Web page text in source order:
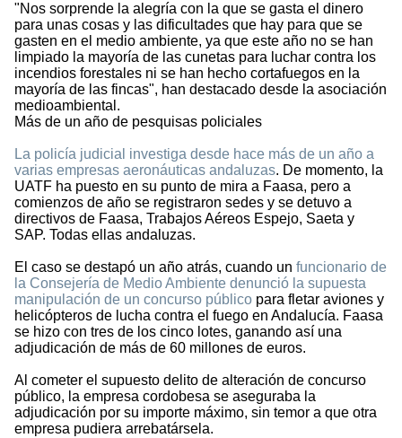
"Nos sorprende la alegría con la que se gasta el dinero
para unas cosas y las dificultades que hay para que se
gasten en el medio ambiente, ya que este año no se han
limpiado la mayoría de las cunetas para luchar contra los
incendios forestales ni se han hecho cortafuegos en la
mayoría de las fincas", han destacado desde la asociación
medioambiental.
Más de un año de pesquisas policiales
La policía judicial investiga desde hace más de un año a
varias empresas aeronáuticas andaluzas. De momento, la
UATF ha puesto en su punto de mira a Faasa, pero a
comienzos de año se registraron sedes y se detuvo a
directivos de Faasa, Trabajos Aéreos Espejo, Saeta y
SAP. Todas ellas andaluzas.
El caso se destapó un año atrás, cuando un funcionario de
la Consejería de Medio Ambiente denunció la supuesta
manipulación de un concurso público para fletar aviones y
helicópteros de lucha contra el fuego en Andalucía. Faasa
se hizo con tres de los cinco lotes, ganando así una
adjudicación de más de 60 millones de euros.
Al cometer el supuesto delito de alteración de concurso
público, la empresa cordobesa se aseguraba la
adjudicación por su importe máximo, sin temor a que otra
empresa pudiera arrebatársela.